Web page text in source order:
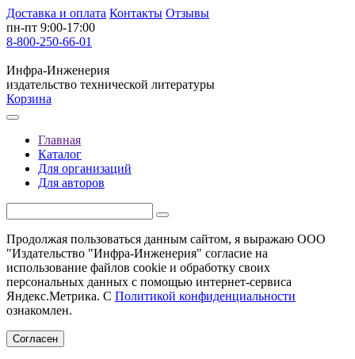
Доставка и оплата Контакты Отзывы
пн-пт 9:00-17:00
8-800-250-66-01
Инфра-Инженерия
издательство технической литературы
Корзина
Главная
Каталог
Для организаций
Для авторов
Продолжая пользоваться данным сайтом, я выражаю ООО
"Издательство "Инфра-Инженерия" согласие на
использование файлов cookie и обработку своих
персональных данных с помощью интернет-сервиса
Яндекс.Метрика. С Политикой конфиденциальности
ознакомлен.
Согласен